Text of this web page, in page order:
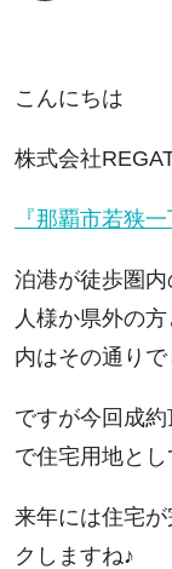
こんにちは
株式会社
『那覇市若狭一
泊港が徒歩圏
人様か県外の
内はその通りで
ですが今回成
で住宅用地とし
来年には住宅
クしますね♪